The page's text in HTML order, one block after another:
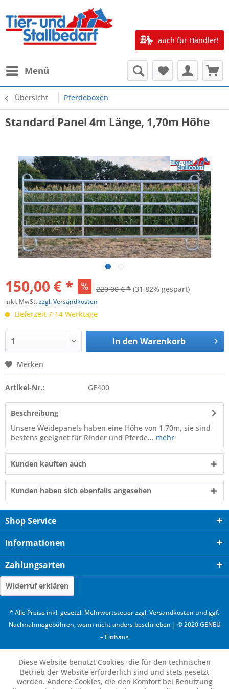
Menü
auch für Händler!
Übersicht Pferdeboxen
Standard Panel 4m Länge, 1,70m Höhe
150,00 € * 220,00 € * (31,82% gespart)
inkl. MwSt.zzgl. Versandkosten
Lieferzeit 7-14 Werktage
In den Warenkorb
Merken
Artikel-Nr.: GE400
Beschreibung
Unsere Weidepanels haben eine Höhe von 1,70m, sie sind
bestens geeignet für Rinder und Pferde... mehr
Kunden kauften auch
Kunden haben sich ebenfalls angesehen
Shop Service
Informationen
Zahlungsarten
Widerruf erklären
* Alle Preise inkl. gesetzl. Mehrwertsteuer zzgl.Versandkosten und ggf.
Nachnahmegebühren, wenn nicht anders beschrieben | © 2020 GENEU
– Einhaus
Diese Website benutzt Cookies, die für den technischen
Betrieb der Website erforderlich sind und stets gesetzt
werden. Andere Cookies, die den Komfort bei Benutzung